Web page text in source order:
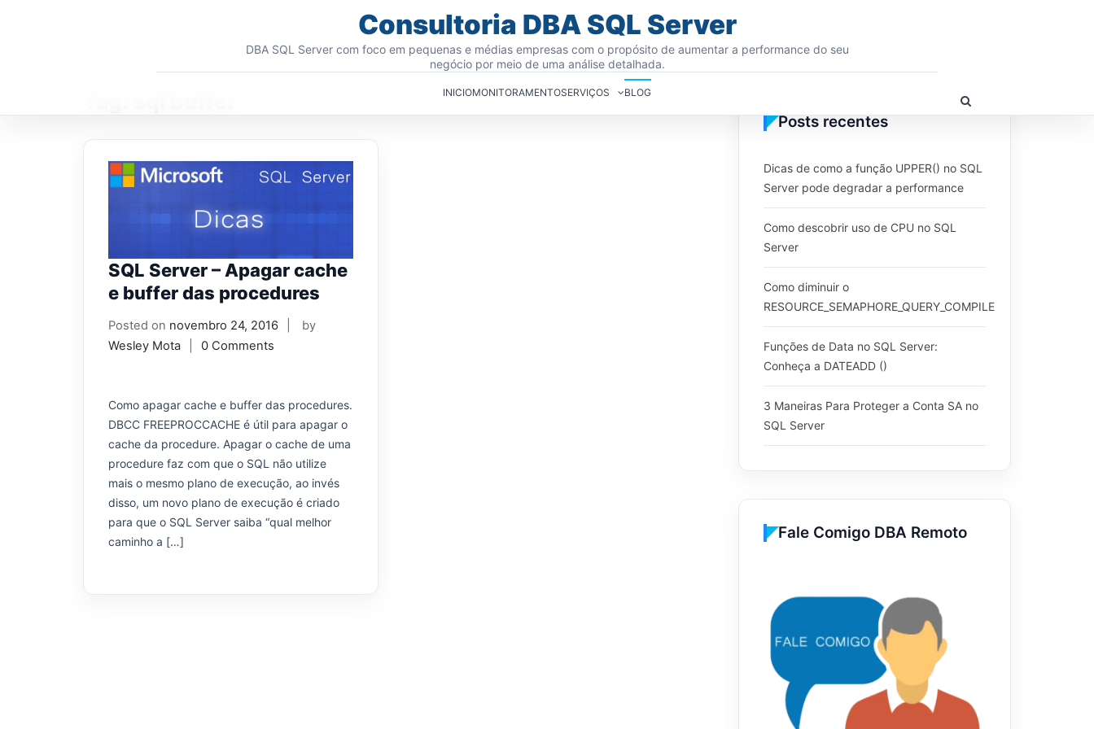
Consultoria DBA SQL Server
DBA SQL Server com foco em pequenas e médias empresas com o propósito de aumentar a performance do seu
negócio por meio de uma análise detalhada.
INICIOMONITORAMENTOSERVIÇOS BLOG
Show
Search
SQL Server – Apagar cache
e buffer das procedures
Posted on novembro 24, 2016
by
Wesley Mota
0 Comments
Como apagar cache e buffer das procedures.
DBCC FREEPROCCACHE é útil para apagar o
cache da procedure. Apagar o cache de uma
procedure faz com que o SQL não utilize
mais o mesmo plano de execução, ao invés
disso, um novo plano de execução é criado
para que o SQL Server saiba “qual melhor
caminho a […]
Posts recentes
Dicas de como a função UPPER() no SQL
Server pode degradar a performance
Como descobrir uso de CPU no SQL
Server
Como diminuir o
RESOURCE_SEMAPHORE_QUERY_COMPILE
Funções de Data no SQL Server:
Conheça a DATEADD ()
3 Maneiras Para Proteger a Conta SA no
SQL Server
Fale Comigo DBA Remoto